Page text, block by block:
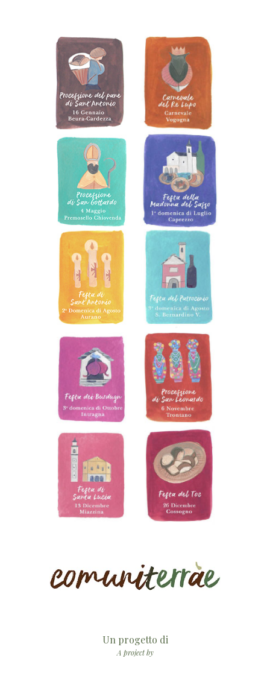
Un progetto di
A project by